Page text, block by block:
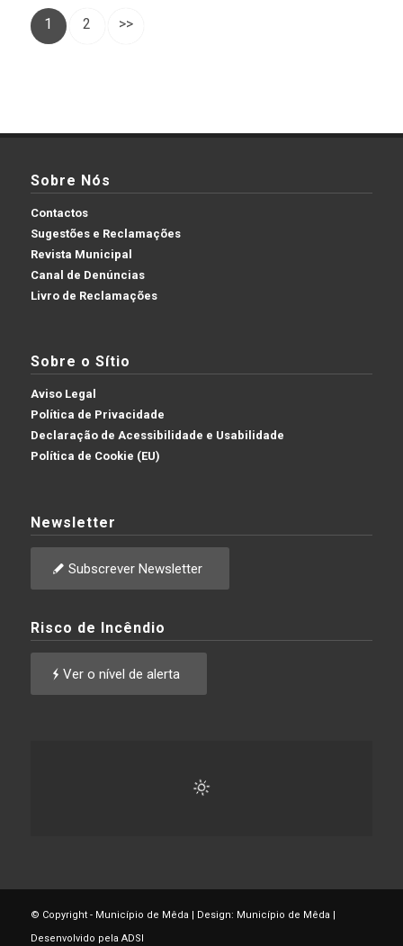
1 2 >>
Sobre Nós
Contactos
Sugestões e Reclamações
Revista Municipal
Canal de Denúncias
Livro de Reclamações
Sobre o Sítio
Aviso Legal
Política de Privacidade
Declaração de Acessibilidade e Usabilidade
Política de Cookie (EU)
Newsletter
Subscrever Newsletter
Risco de Incêndio
Ver o nível de alerta
© Copyright - Município de Mêda | Design: Município de Mêda |
Desenvolvido pela ADSI